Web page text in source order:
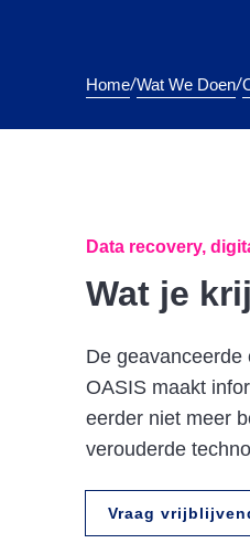
Home/Wat We Doen/
Data recovery,
Wat je
De geavanceerde
OASIS maakt
eerder niet meer
verouderde
Vraag